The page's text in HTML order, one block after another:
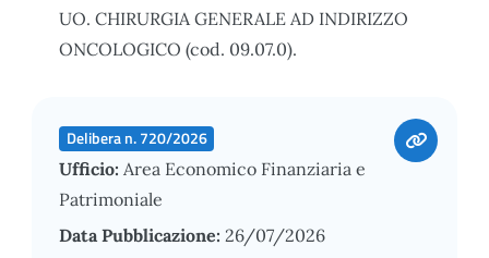
UO. CHIRURGIA GENERALE AD INDIRIZZO
ONCOLOGICO (cod. 09.07.0).
Delibera n. 720/2026
Ufficio: Area Economico Finanziaria e
Patrimoniale
Data Pubblicazione: 26/07/2026